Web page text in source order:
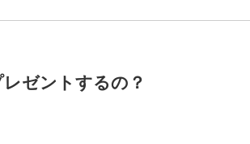
ゼントするの？